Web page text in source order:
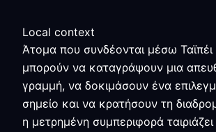
Local context
Άτομα που συνδέονται μέσω Ταϊπέι
μπορούν να καταγράψουν μια
γραμμή, να δοκιμάσουν ένα
σημείο και να κρατήσουν τη
η μετρημένη συμπεριφορά